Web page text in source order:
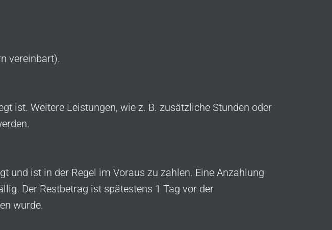
vereinbart).
ist. Weitere Leistungen, wie z. B. zusätzliche Stunden oder
und ist in der Regel im Voraus zu zahlen. Eine Anzahlung
Der Restbetrag ist spätestens 1 Tag vor der
wurde.